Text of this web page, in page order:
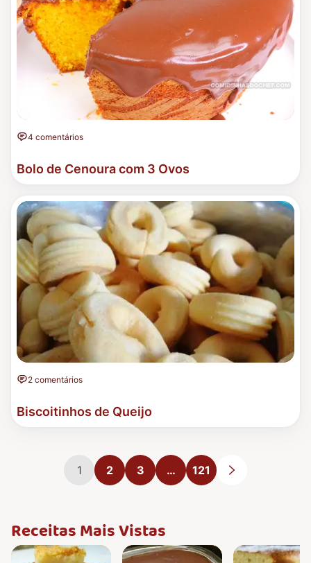
4 comentários
Bolo de Cenoura com 3 Ovos
2 comentários
Biscoitinhos de Queijo
1 2 3 … 121 Próxima
Receitas Mais Vistas